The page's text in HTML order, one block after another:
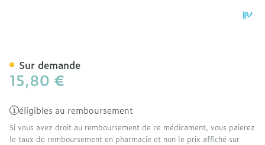
15,80 €
éligibles au remboursement
Si vous avez droit au remboursement de ce médicament, vous paierez
le taux de remboursement en pharmacie et non le prix affiché sur
Sur demande